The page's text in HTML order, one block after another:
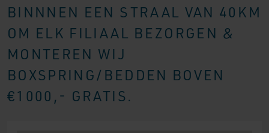
BINNNEN EEN STRAAL VAN 40KM
OM ELK FILIAAL BEZORGEN &
MONTEREN WIJ
BOXSPRING/BEDDEN BOVEN
€1000,- GRATIS.